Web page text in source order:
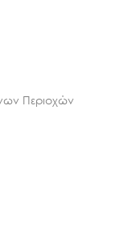
Περιοχών